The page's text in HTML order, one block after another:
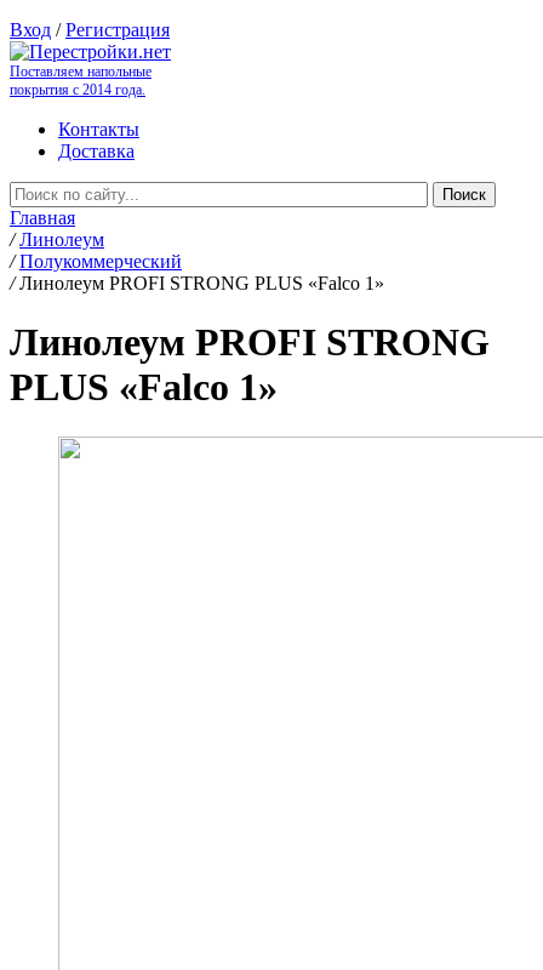
Вход /Регистрация
Поставляем напольные
покрытия с 2014 года.
Контакты
Доставка
Главная
/ Линолеум
/ Полукоммерческий
/ Линолеум PROFI STRONG PLUS «Falco 1»
Линолеум PROFI STRONG
PLUS «Falco 1»